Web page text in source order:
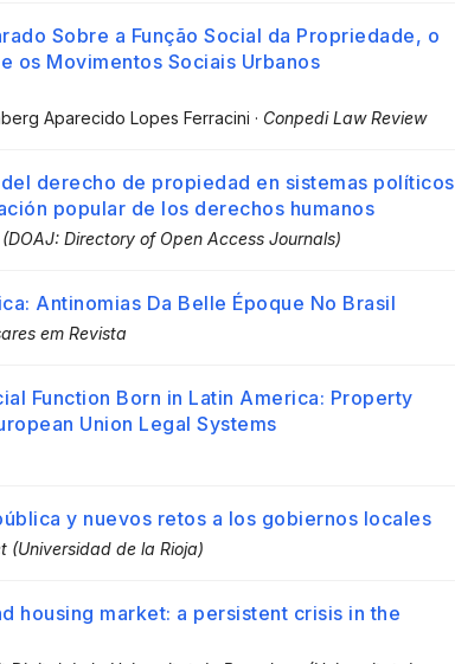
Sobre a Função Social da Propriedade, o
os Movimentos Sociais Urbanos
Aparecido Lopes Ferracini · Conpedi Law Review
derecho de propiedad en sistemas políticos
popular de los derechos humanos
Directory of Open Access Journals)
Antinomias Da Belle Époque No Brasil
em Revista
Function Born in Latin America: Property
Union Legal Systems
y nuevos retos a los gobiernos locales
(Universidad de la Rioja)
housing market: a persistent crisis in the